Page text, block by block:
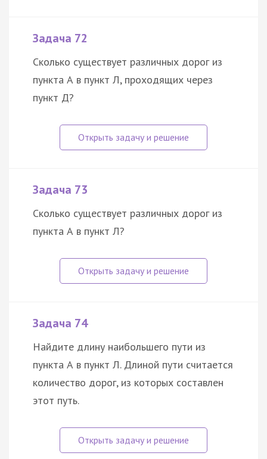
Задача 72
Сколько существует различных дорог из
пункта А в пункт Л, проходящих через
пункт Д?
Задача 73
Сколько существует различных дорог из
пункта А в пункт Л?
Задача 74
Найдите длину наибольшего пути из
пункта А в пункт Л. Длиной пути считается
количество дорог, из которых составлен
этот путь.